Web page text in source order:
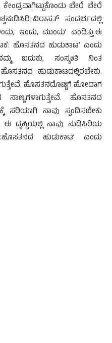
ಬೇರೆ ಬೇರೆ
ವಿರಾಸತ್ ಸಂದರ್ಭದಲ್ಲಿ
ಇಂದು, ಮುಂದು’ ಎಂದಿತ್ತು.ಈ
ಹೊಸತನದ ಹುಡುಕಾಟ’ ಎಂದು
ಬದುಕು, ಸಂಸ್ಕøತಿ ನಿಂತ
ಹುಡುಕಾಟದಲ್ಲಿರಬೇಕು.
ಹೊಸತನದೊಟ್ಟಿಗೆ ಹೋದಾಗ
ಹೊಸತನದ
ಸರಿಯಾಗಿ ನಾವು ಸ್ಪಂದಿಸಬೇಕು
ದೃಷ್ಟಿಯಲ್ಲಿ ನಾವು ನುಡಿಸಿರಿಯ
ಹುಡುಕಾಟ’ ಎಂದು